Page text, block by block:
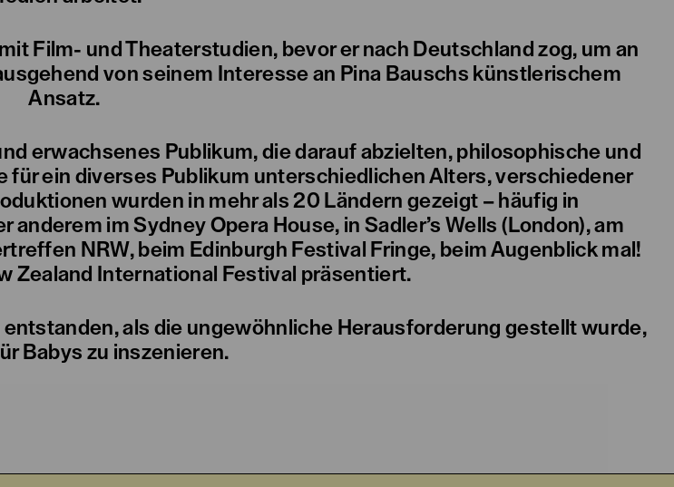
Film- und Theaterstudien, bevor er nach Deutschland zog, um an
von seinem Interesse an Pina Bauschs künstlerischem
Ansatz.
erwachsenes Publikum, die darauf abzielten, philosophische und
ein diverses Publikum unterschiedlichen Alters, verschiedener
wurden in mehr als 20 Ländern gezeigt – häufig in
im Sydney Opera House, in Sadler’s Wells (London), am
NRW, beim Edinburgh Festival Fringe, beim Augenblick mal!
Zealand International Festival präsentiert.
als die ungewöhnliche Herausforderung gestellt wurde,
Babys zu inszenieren.